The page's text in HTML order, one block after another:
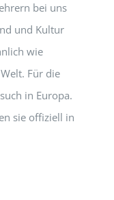
bei uns
und Kultur
wie
Für die
in Europa.
sie offiziell in